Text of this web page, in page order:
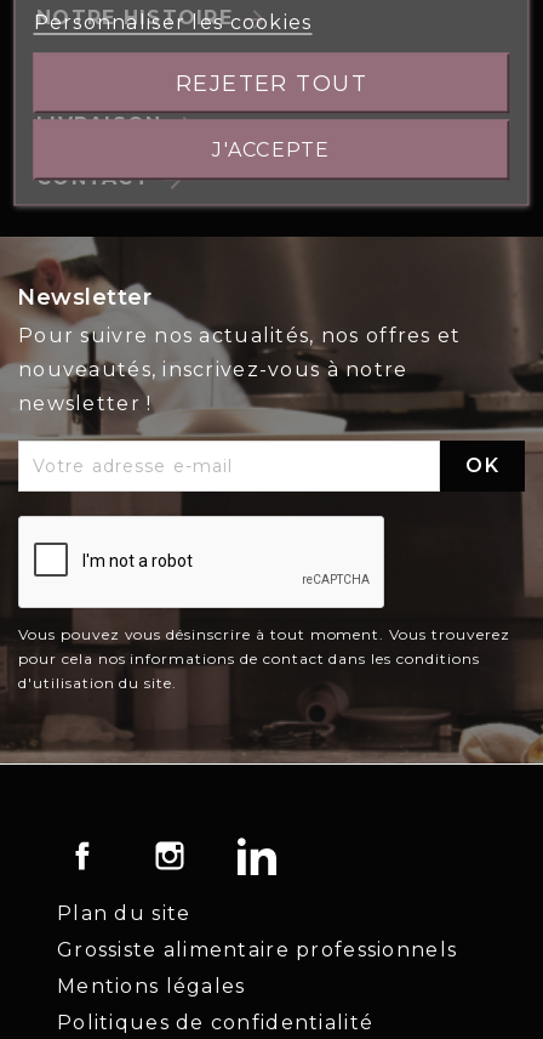
NOTRE HISTOIREarrow_forward
NOS ENGAGEMENTSarrow_forward
LIVRAISONarrow_forward
CONTACTarrow_forward
Newsletter
Pour suivre nos actualités, nos offres et
nouveautés, inscrivez-vous à notre
newsletter !
Vous pouvez vous désinscrire à tout moment. Vous trouverez
pour cela nos informations de contact dans les conditions
d'utilisation du site.
Facebook Instagram
Plan du site
Grossiste alimentaire professionnels
Mentions légales
Politiques de confidentialité
Personnaliser les cookies
REJETER TOUT
J'ACCEPTE